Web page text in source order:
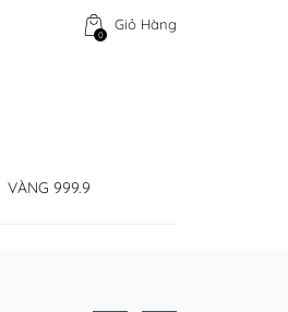
Giỏ Hàng
0
VÀNG 999.9